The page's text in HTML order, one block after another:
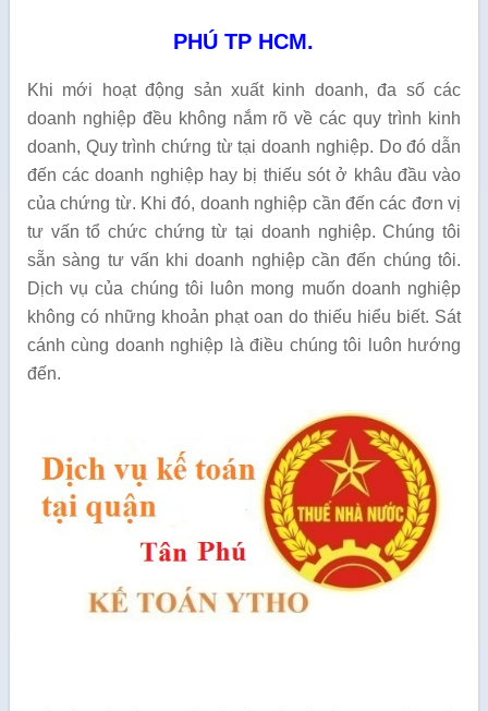
PHÚ TP HCM.
Khi mới hoạt động sản xuất kinh doanh, đa số các
doanh nghiệp đều không nắm rõ về các quy trình kinh
doanh, Quy trình chứng từ tại doanh nghiệp. Do đó dẫn
đến các doanh nghiệp hay bị thiếu sót ở khâu đầu vào
của chứng từ. Khi đó, doanh nghiệp cần đến các đơn vị
tư vấn tổ chức chứng từ tại doanh nghiệp. Chúng tôi
sẵn sàng tư vấn khi doanh nghiệp cần đến chúng tôi.
Dịch vụ của chúng tôi luôn mong muốn doanh nghiệp
không có những khoản phạt oan do thiếu hiểu biết. Sát
cánh cùng doanh nghiệp là điều chúng tôi luôn hướng
đến.